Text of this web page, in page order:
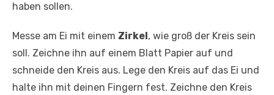
haben sollen.
Messe am Ei mit einem Zirkel , wie groß der Kreis sein
soll. Zeichne ihn auf einem Blatt Papier auf und
schneide den Kreis aus. Lege den Kreis auf das Ei und
halte ihn mit deinen Fingern fest. Zeichne den Kreis